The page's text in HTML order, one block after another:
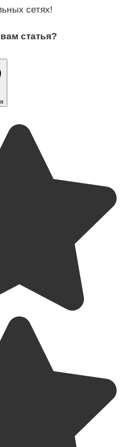
сетях!
статья?